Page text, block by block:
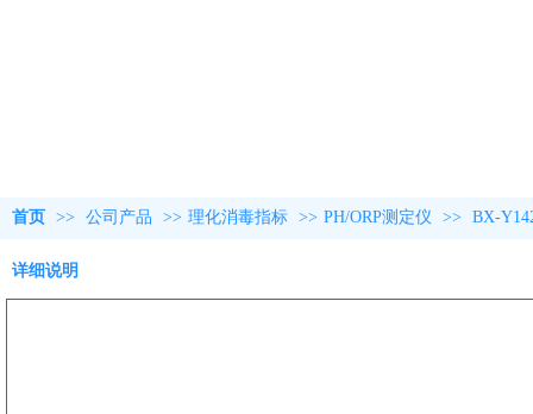
首页 >> 公司产品 >> 理化消毒指标 >> PH/ORP测定仪 >> BX-
详细说明